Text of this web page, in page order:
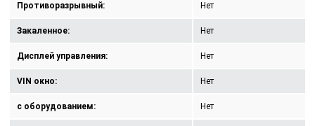
Противоразрывный: Нет
Закаленное: Нет
Дисплей управления: Нет
VIN окно: Нет
с оборудованием: Нет